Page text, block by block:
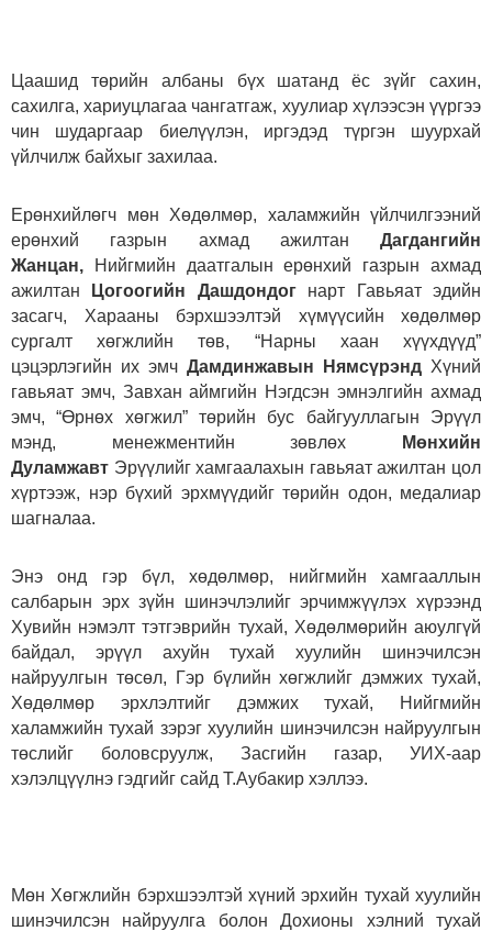
Цаашид төрийн албаны бүх шатанд ёс зүйг сахин,
сахилга, хариуцлагаа чангатгаж, хуулиар хүлээсэн үүргээ
чин шударгаар биелүүлэн, иргэдэд түргэн шуурхай
үйлчилж байхыг захилаа.
Ерөнхийлөгч мөн Хөдөлмөр, халамжийн үйлчилгээний
ерөнхий газрын ахмад ажилтан Дагдангийн
Жанцан, Нийгмийн даатгалын ерөнхий газрын ахмад
ажилтан
Цогоогийн Дашдондогнарт Гавьяат эдийн
засагч, Харааны бэрхшээлтэй хүмүүсийн хөдөлмөр
сургалт хөгжлийн төв, “Нарны хаан хүүхдүүд”
цэцэрлэгийн их эмч Дамдинжавын Нямсүрэнд Хүний
гавьяат эмч, Завхан аймгийн Нэгдсэн эмнэлгийн ахмад
эмч, “Өрнөх хөгжил” төрийн бус байгууллагын Эрүүл
мэнд, менежментийн зөвлөх
Мөнхийн
Дуламжавт Эрүүлийг хамгаалахын гавьяат ажилтан цол
хүртээж, нэр бүхий эрхмүүдийг төрийн одон, медалиар
шагналаа.
Энэ онд гэр бүл, хөдөлмөр, нийгмийн хамгааллын
салбарын эрх зүйн шинэчлэлийг эрчимжүүлэх хүрээнд
Хувийн нэмэлт тэтгэврийн тухай, Хөдөлмөрийн аюулгүй
байдал, эрүүл ахуйн тухай хуулийн шинэчилсэн
найруулгын төсөл, Гэр бүлийн хөгжлийг дэмжих тухай,
Хөдөлмөр эрхлэлтийг дэмжих тухай, Нийгмийн
халамжийн тухай зэрэг хуулийн шинэчилсэн найруулгын
төслийг боловсруулж, Засгийн газар, УИХ-аар
хэлэлцүүлнэ гэдгийг сайд Т.Аубакир хэллээ.
Мөн Хөгжлийн бэрхшээлтэй хүний эрхийн тухай хуулийн
шинэчилсэн найруулга болон Дохионы хэлний тухай